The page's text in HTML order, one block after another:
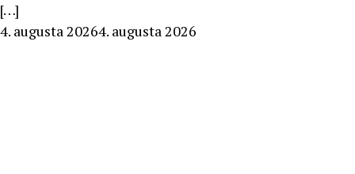
[…]
By
4. augusta 20264. augusta 2026